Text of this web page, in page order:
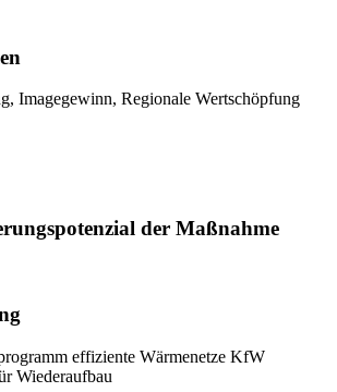
Imagegewinn, Regionale Wertschöpfung
der Maßnahme
effiziente Wärmenetze KfW
Wiederaufbau